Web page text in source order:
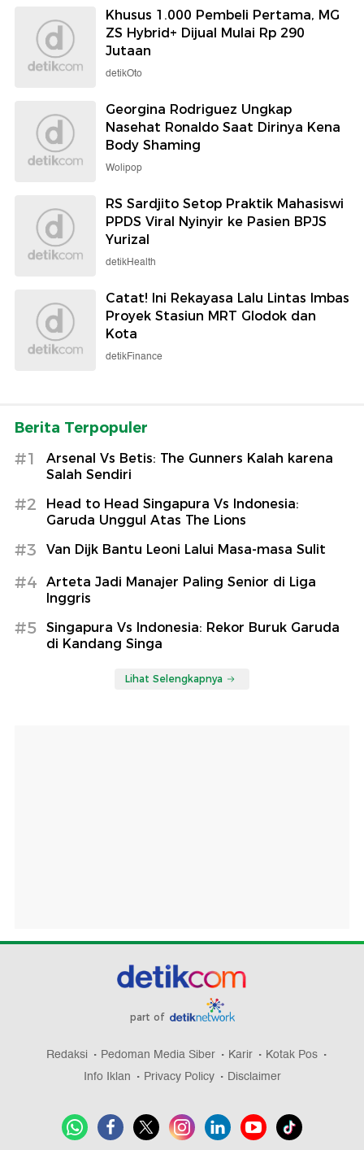
Khusus 1.000 Pembeli Pertama, MG
ZS Hybrid+ Dijual Mulai Rp 290
Jutaan
detikOto
Georgina Rodriguez Ungkap
Nasehat Ronaldo Saat Dirinya Kena
Body Shaming
Wolipop
RS Sardjito Setop Praktik Mahasiswi
PPDS Viral Nyinyir ke Pasien BPJS
Yurizal
detikHealth
Catat! Ini Rekayasa Lalu Lintas Imbas
Proyek Stasiun MRT Glodok dan
Kota
detikFinance
Berita Terpopuler
#1
Arsenal Vs Betis: The Gunners Kalah karena
Salah Sendiri
#2
Head to Head Singapura Vs Indonesia:
Garuda Unggul Atas The Lions
#3 Van Dijk Bantu Leoni Lalui Masa-masa Sulit
#4
Arteta Jadi Manajer Paling Senior di Liga
Inggris
#5
Singapura Vs Indonesia: Rekor Buruk Garuda
di Kandang Singa
Lihat Selengkapnya
part of
Redaksi Pedoman Media Siber Karir
Kotak Pos
Info Iklan
Privacy Policy Disclaimer